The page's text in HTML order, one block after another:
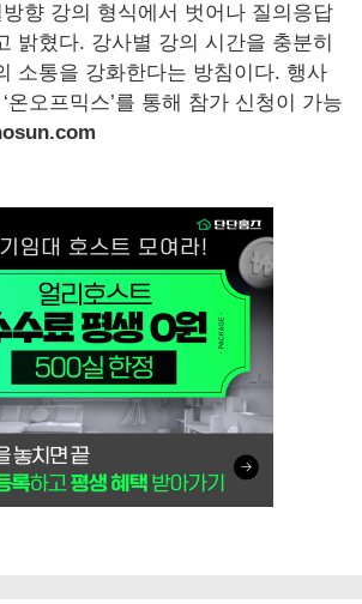
향 강의 형식에서 벗어나 질의응답
밝혔다. 강사별 강의 시간을 충분히
소통을 강화한다는 방침이다. 행사
온오프믹스’를 통해 참가 신청이 가능